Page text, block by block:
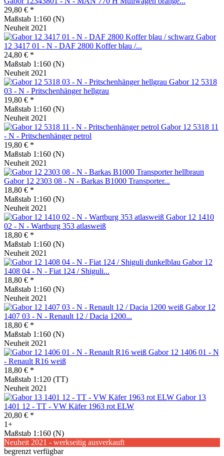
29,80 € *
Maßstab 1:160 (N)
Neuheit 2021
Gabor
12 3417 01 - N - DAF 2800 Koffer blau /...
24,80 € *
Maßstab 1:160 (N)
Neuheit 2021
Gabor 12 5318
03 - N - Pritschenhänger hellgrau
19,80 € *
Maßstab 1:160 (N)
Neuheit 2021
Gabor 12 5318 11
- N - Pritschenhänger petrol
19,80 € *
Maßstab 1:160 (N)
Neuheit 2021
Gabor 12 2303 08 - N - Barkas B1000 Transporter...
18,80 € *
Maßstab 1:160 (N)
Neuheit 2021
Gabor 12 1410
02 - N - Wartburg 353 atlasweiß
18,80 € *
Maßstab 1:160 (N)
Neuheit 2021
Gabor 12
1408 04 - N - Fiat 124 / Shiguli...
18,80 € *
Maßstab 1:160 (N)
Neuheit 2021
Gabor 12
1407 03 - N - Renault 12 / Dacia 1200...
18,80 € *
Maßstab 1:160 (N)
Neuheit 2021
Gabor 12 1406 01 - N
- Renault R16 weiß
18,80 € *
Maßstab 1:120 (TT)
Neuheit 2021
Gabor 13
1401 12 - TT - VW Käfer 1963 rot ELW
20,80 € *
1+
Maßstab 1:160 (N)
Neuheit 2021 - werkseitig ausverkauft
begrenzt verfügbar